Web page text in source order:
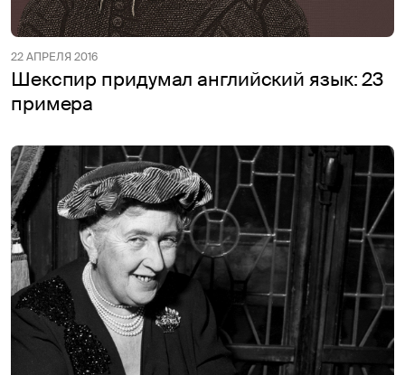
22 АПРЕЛЯ 2016
Шекспир придумал английский язык: 23
примера